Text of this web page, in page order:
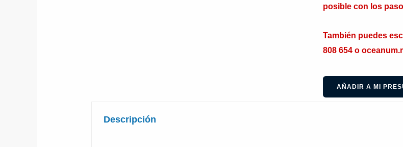
posible con los
También puedes
808 654 o
AÑADIR A MI
Descripción